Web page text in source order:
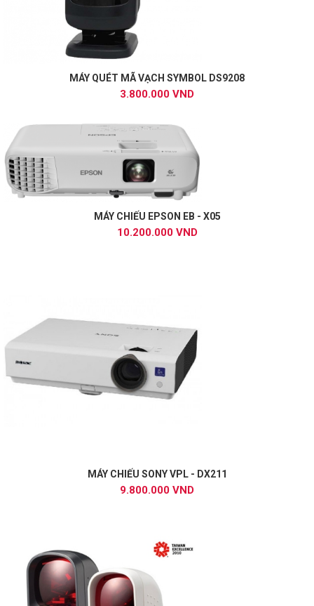
MÁY QUÉT MÃ VẠCH SYMBOL DS9208
3.800.000 VND
MÁY CHIẾU EPSON EB - X05
10.200.000 VND
MÁY CHIẾU SONY VPL - DX211
9.800.000 VND